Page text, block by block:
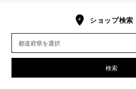
ショップ検索
検索